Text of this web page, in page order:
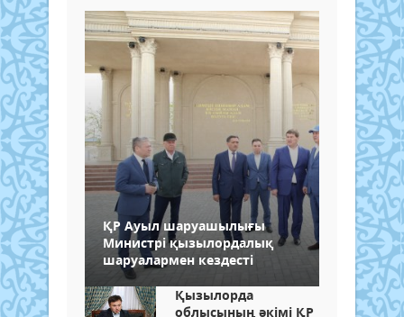
ҚР Ауыл шаруашылығы
Министрі қызылордалық
шаруалармен кездесті
Қызылорда
облысының әкімі ҚР